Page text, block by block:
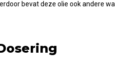
bevat deze olie ook andere